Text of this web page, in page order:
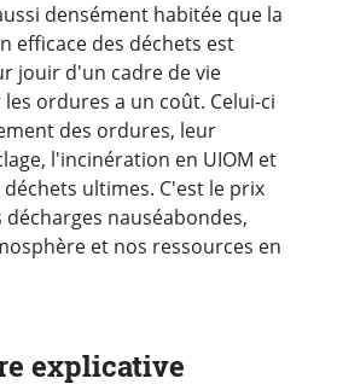
densément habitée que la
efficace des déchets est
jouir d'un cadre de vie
ordures a un coût. Celui-ci
des ordures, leur
l'incinération en UIOM et
ultimes. C'est le prix
nauséabondes,
et nos ressources en
explicative